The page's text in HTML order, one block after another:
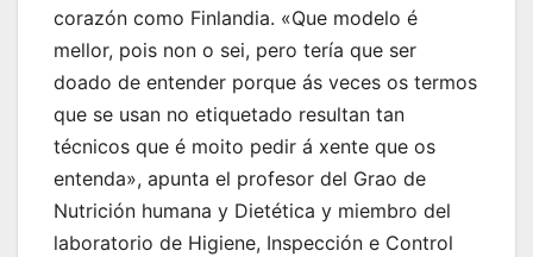
corazón como Finlandia. «Que modelo é
mellor, pois non o sei, pero tería que ser
doado de entender porque ás veces os termos
que se usan no etiquetado resultan tan
técnicos que é moito pedir á xente que os
entenda», apunta el profesor del Grao de
Nutrición humana y Dietética y miembro del
laboratorio de Higiene, Inspección e Control